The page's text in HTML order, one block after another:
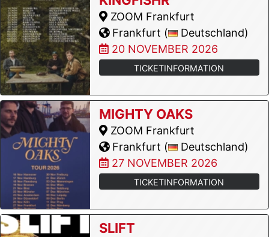
ZOOM Frankfurt
Frankfurt (
Deutschland)
20 NOVEMBER 2026
TICKETINFORMATION
MIGHTY OAKS
ZOOM Frankfurt
Frankfurt (
Deutschland)
27 NOVEMBER 2026
TICKETINFORMATION
SLIFT